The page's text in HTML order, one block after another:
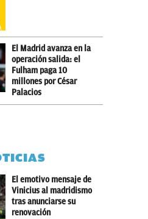
El Madrid avanza en la
operación salida: el
Fulham paga 10
millones por César
Palacios
El emotivo mensaje de
Vinicius al madridismo
tras anunciarse su
renovación